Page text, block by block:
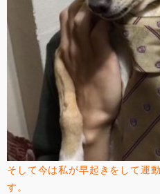
そして今は私が早起きをして運
す。